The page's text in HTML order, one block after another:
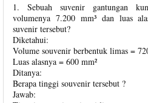
1. Sebuah suvenir gantungan
volumenya 7.200 mm³ dan luas
suvenir tersebut?
Diketahui:
Volume souvenir berbentuk limas =
Luas alasnya = 600 mm²
Ditanya:
Berapa tinggi souvenir tersebut ?
Jawab: